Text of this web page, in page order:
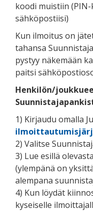
koodi muistiin
sähköpostiisi)
Kun ilmoitus on
tahansa
pystyy näkemään
paitsi
Henkilön/
1) Kirjaudu omalla
2) Valitse
3) Lue esillä
(ylempänä on
alempana
4) Kun löydät
kyseiselle